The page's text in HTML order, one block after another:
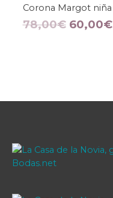
Corona Margot niña
78,00€ 60,00€